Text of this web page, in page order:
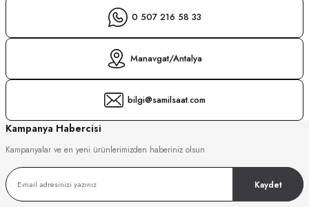
0 507 216 58 33
Manavgat/Antalya
bilgi@samilsaat.com
Kampanya Habercisi
Kampanyalar ve en yeni ürünlerimizden haberiniz olsun
Kaydet
WATCH